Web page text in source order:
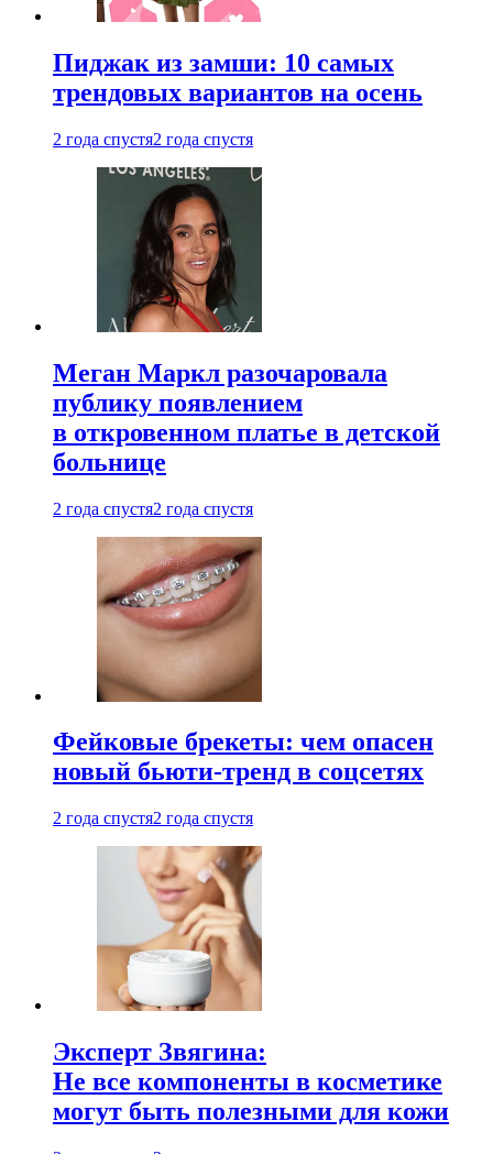
Пиджак из замши: 10 самых
трендовых вариантов на осень
2 года спустя2 года спустя
Меган Маркл разочаровала
публику появлением
в откровенном платье в детской
больнице
2 года спустя2 года спустя
Фейковые брекеты: чем опасен
новый бьюти-тренд в соцсетях
2 года спустя2 года спустя
Эксперт Звягина:
Не все компоненты в косметике
могут быть полезными для кожи